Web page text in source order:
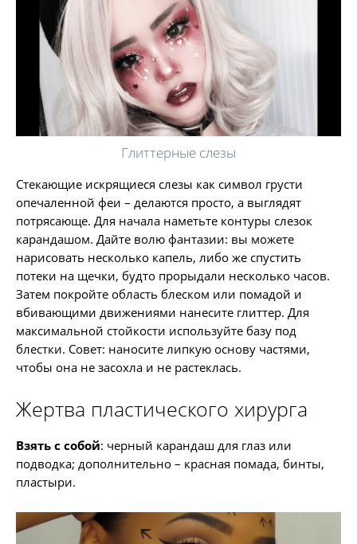
Глиттерные слезы
Стекающие искрящиеся слезы как символ грусти
опечаленной феи – делаются просто, а выглядят
потрясающе. Для начала наметьте контуры слезок
карандашом. Дайте волю фантазии: вы можете
нарисовать несколько капель, либо же спустить
потеки на щечки, будто прорыдали несколько часов.
Затем покройте область блеском или помадой и
вбивающими движениями нанесите глиттер. Для
максимальной стойкости используйте базу под
блестки. Совет: наносите липкую основу частями,
чтобы она не засохла и не растеклась.
Жертва пластического хирурга
Взять с собой: черный карандаш для глаз или
подводка; дополнительно – красная помада, бинты,
пластыри.